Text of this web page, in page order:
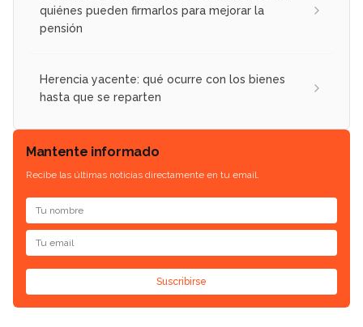
quiénes pueden firmarlos para mejorar la
pensión
Herencia yacente: qué ocurre con los bienes
hasta que se reparten
Mantente informado
Recibe las últimas noticias directamente en tu email.
Suscribirse